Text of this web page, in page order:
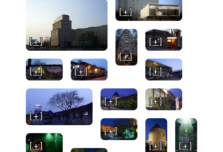
[ + ]
[ + ]
[ + ]
[ + ]
[ + ] [ + ] [ + ]
[ + ]
[ + ] [ + ]
[ + ]
[ + ]
[ + ] [ + ]